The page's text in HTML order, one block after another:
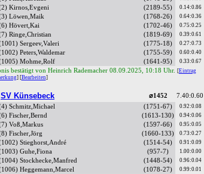
Kirnos,Evgeni (2189-55) 0.14:0.86
Löwen,Maik (1768-26) 0.64:0.36
Hövert,Kai (1702-46) 0.75:0.25
Ringe,Christian (1819-69) 0.39:0.61
Sergeev,Valeri (1775-18) 0.27:0.73
Peters,Waldemar (1755-59) 0.60:0.40
Mohme,Rolf (1641-95) 0.33:0.67
bestätigt von Heinrich Rademacher 08.09.2025, 10:18 Uhr. [Eintrag
] [Bearbeiten]
SV Künsebeck ⌀1452
7.40:0.60
Schmitz,Michael (1751-67) 0.92:0.08
Fischer,Bernd (1613-130) 0.94:0.06
Voß,Markus (1597-66) 0.95:0.05
Fischer,Jörg (1660-133) 0.73:0.27
Stieghorst,André (1514-54) 0.91:0.09
Guhe,Fiona (957-7) 1.00:0.00
Stockhecke,Manfred (1448-54) 0.96:0.04
Heggemann,Marcel (1078-27) 0.99:0.01